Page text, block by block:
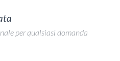
per qualsiasi domanda